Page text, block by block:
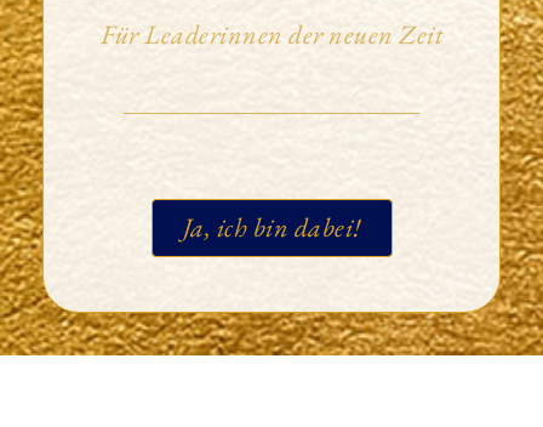
Für Leaderinnen der neuen Zeit
Ja, ich bin dabei!